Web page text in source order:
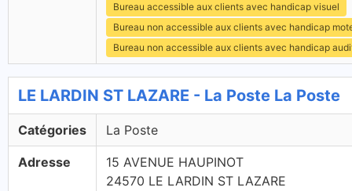
Bureau accessible aux clients avec handicap visuel
Bureau non accessible aux clients avec handicap
Bureau non accessible aux clients avec handicap
LE LARDIN ST LAZARE - La Poste La Poste
Catégories La Poste
Adresse
15 AVENUE HAUPINOT
24570 LE LARDIN ST LAZARE